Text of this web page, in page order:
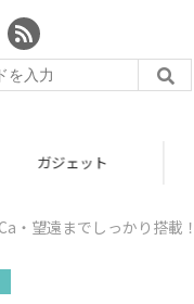
ゲーム
・望遠までしっかり搭載